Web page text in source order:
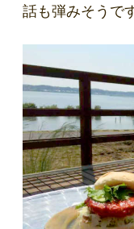
話も弾みそうで